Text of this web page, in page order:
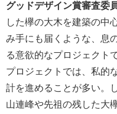
グッドデザイン賞審査委
した欅の大木を建築の中
み手にも届くような、息
る意欲的なプロジェクト
プロジェクトでは、私的
計を進めることが多い。
山連峰や先祖の残した大